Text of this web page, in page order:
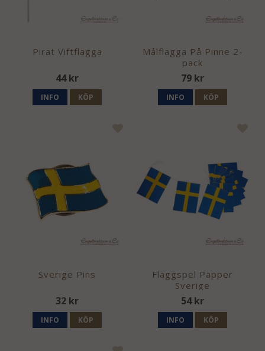
Pirat Viftflagga
44 kr
INFO KÖP
Målflagga På Pinne 2-
pack
79 kr
INFO KÖP
Sverige Pins
32 kr
INFO KÖP
Flaggspel Papper
Sverige
54 kr
INFO KÖP